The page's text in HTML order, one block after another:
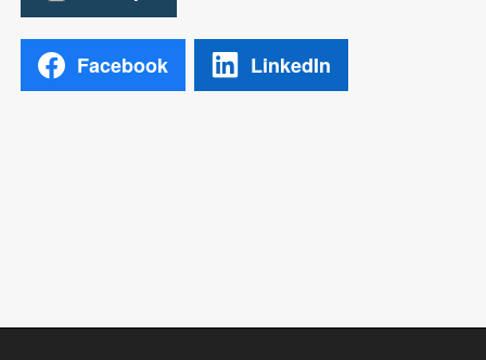
Facebook LinkedIn